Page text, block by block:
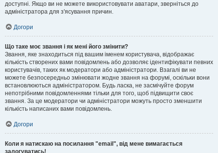
доступні. Якщо ви не можете використовувати аватари, зверніться до
адміністратора для з'ясування причин.
Догори
Що таке моє звання і як мені його змінити?
Звання, яке знаходиться під вашим іменем користувача, відображає
кількість створених вами повідомлень або дозволяє ідентифікувати певних
користувачів, таких як модератори або адміністратори. Взагалі ви не
можете безпосередньо змінювати жодне звання на форумі, оскільки вони
встановлюються адміністратором. Будь ласка, не засмічуйте форум
непотрібними повідомленнями тільки для того, щоб підвищити своє
звання. За це модератори чи адміністратори можуть просто зменшити
кількість написаних вами повідомлень.
Догори
Коли я натискаю на посилання "email", від мене вимагається
залогуватись!